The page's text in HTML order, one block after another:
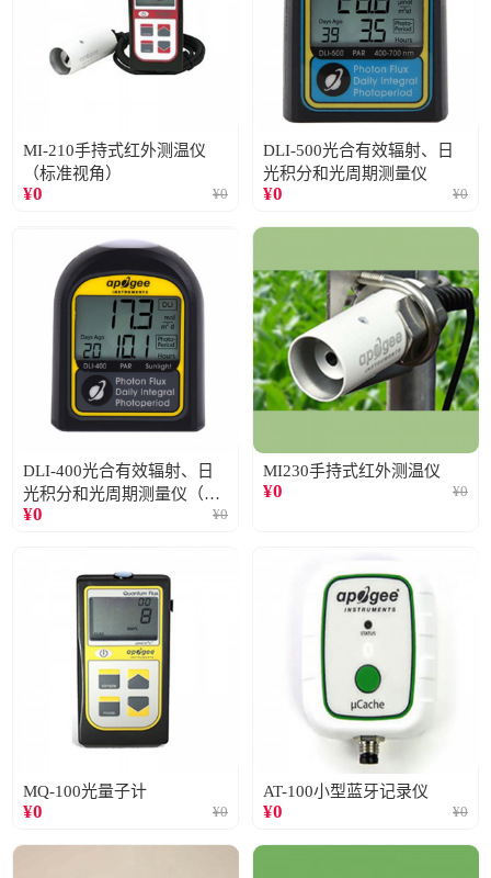
MI-210手持式红外测温仪
（标准视角）
¥0 ¥0
DLI-500光合有效辐射、日
光积分和光周期测量仪
¥0 ¥0
DLI-400光合有效辐射、日
光积分和光周期测量仪（仅
阳光）
¥0 ¥0
MI230手持式红外测温仪
¥0 ¥0
MQ-100光量子计
¥0 ¥0
AT-100小型蓝牙记录仪
¥0 ¥0